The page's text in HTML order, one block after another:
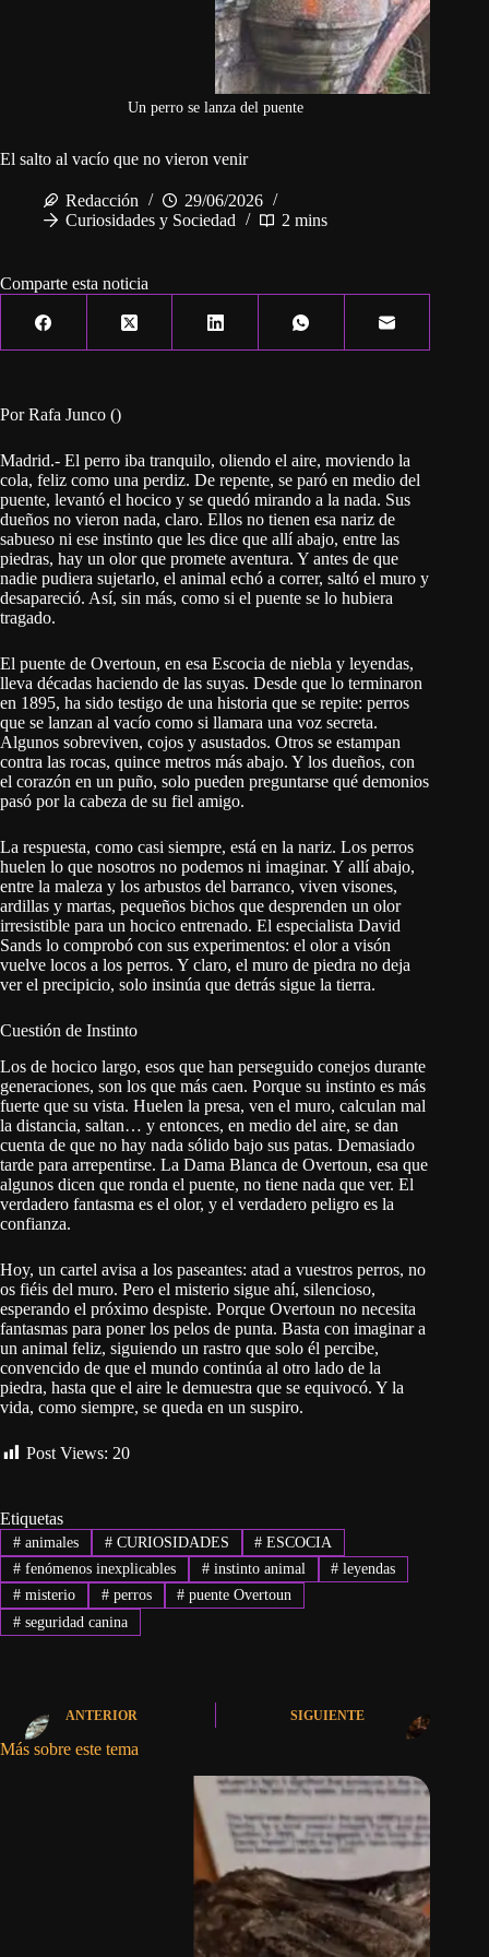
Un perro se lanza del puente
El salto al vacío que no vieron venir
Redacción
29/06/2026
Curiosidades y Sociedad
2 mins
Comparte esta noticia
Por Rafa Junco ()
Madrid.- El perro iba tranquilo, oliendo el aire, moviendo la
cola, feliz como una perdiz. De repente, se paró en medio del
puente, levantó el hocico y se quedó mirando a la nada. Sus
dueños no vieron nada, claro. Ellos no tienen esa nariz de
sabueso ni ese instinto que les dice que allí abajo, entre las
piedras, hay un olor que promete aventura. Y antes de que
nadie pudiera sujetarlo, el animal echó a correr, saltó el muro y
desapareció. Así, sin más, como si el puente se lo hubiera
tragado.
El puente de Overtoun, en esa Escocia de niebla y leyendas,
lleva décadas haciendo de las suyas. Desde que lo terminaron
en 1895, ha sido testigo de una historia que se repite: perros
que se lanzan al vacío como si llamara una voz secreta.
Algunos sobreviven, cojos y asustados. Otros se estampan
contra las rocas, quince metros más abajo. Y los dueños, con
el corazón en un puño, solo pueden preguntarse qué demonios
pasó por la cabeza de su fiel amigo.
La respuesta, como casi siempre, está en la nariz. Los perros
huelen lo que nosotros no podemos ni imaginar. Y allí abajo,
entre la maleza y los arbustos del barranco, viven visones,
ardillas y martas, pequeños bichos que desprenden un olor
irresistible para un hocico entrenado. El especialista David
Sands lo comprobó con sus experimentos: el olor a visón
vuelve locos a los perros. Y claro, el muro de piedra no deja
ver el precipicio, solo insinúa que detrás sigue la tierra.
Cuestión de Instinto
Los de hocico largo, esos que han perseguido conejos durante
generaciones, son los que más caen. Porque su instinto es más
fuerte que su vista. Huelen la presa, ven el muro, calculan mal
la distancia, saltan… y entonces, en medio del aire, se dan
cuenta de que no hay nada sólido bajo sus patas. Demasiado
tarde para arrepentirse. La Dama Blanca de Overtoun, esa que
algunos dicen que ronda el puente, no tiene nada que ver. El
verdadero fantasma es el olor, y el verdadero peligro es la
confianza.
Hoy, un cartel avisa a los paseantes: atad a vuestros perros, no
os fiéis del muro. Pero el misterio sigue ahí, silencioso,
esperando el próximo despiste. Porque Overtoun no necesita
fantasmas para poner los pelos de punta. Basta con imaginar a
un animal feliz, siguiendo un rastro que solo él percibe,
convencido de que el mundo continúa al otro lado de la
piedra, hasta que el aire le demuestra que se equivocó. Y la
vida, como siempre, se queda en un suspiro.
Post Views: 20
Etiquetas
#animales #CURIOSIDADES # ESCOCIA
#fenómenos inexplicables #instinto animal # leyendas
#misterio #perros # puente Overtoun
#seguridad canina
ANTERIOR SIGUIENTE
Más sobre este tema